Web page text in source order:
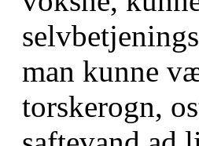
man kunne
torskerogn,